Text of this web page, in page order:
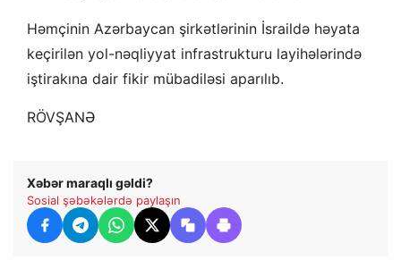
Həmçinin Azərbaycan şirkətlərinin İsraildə həyata
keçirilən yol-nəqliyyat infrastrukturu layihələrində
iştirakına dair fikir mübadiləsi aparılıb.
RÖVŞANƏ
Xəbər maraqlı gəldi?
Sosial şəbəkələrdə paylaşın